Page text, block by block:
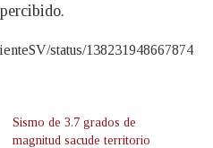
status/138231948667874
Sismo de 3.7 grados de
magnitud sacude territorio